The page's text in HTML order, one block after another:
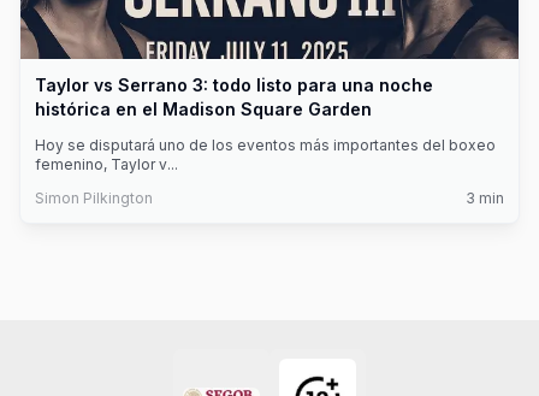
Taylor vs Serrano 3: todo listo para una noche
histórica en el Madison Square Garden
Hoy se disputará uno de los eventos más importantes del boxeo
femenino, Taylor v...
Simon Pilkington
3 min